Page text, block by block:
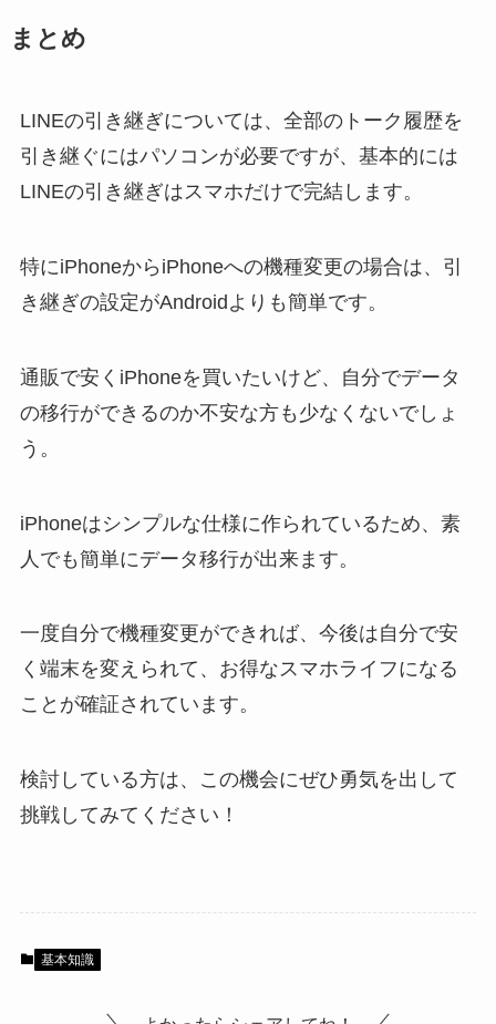
まとめ
LINEの引き継ぎについては、全部のトーク履歴を
引き継ぐにはパソコンが必要ですが、基本的には
LINEの引き継ぎはスマホだけで完結します。
特にiPhoneからiPhoneへの機種変更の場合は、引
き継ぎの設定がAndroidよりも簡単です。
通販で安くiPhoneを買いたいけど、自分でデータ
の移行ができるのか不安な方も少なくないでしょ
う。
iPhoneはシンプルな仕様に作られているため、素
人でも簡単にデータ移行が出来ます。
一度自分で機種変更ができれば、今後は自分で安
く端末を変えられて、お得なスマホライフになる
ことが確証されています。
検討している方は、この機会にぜひ勇気を出して
挑戦してみてください！
基本知識